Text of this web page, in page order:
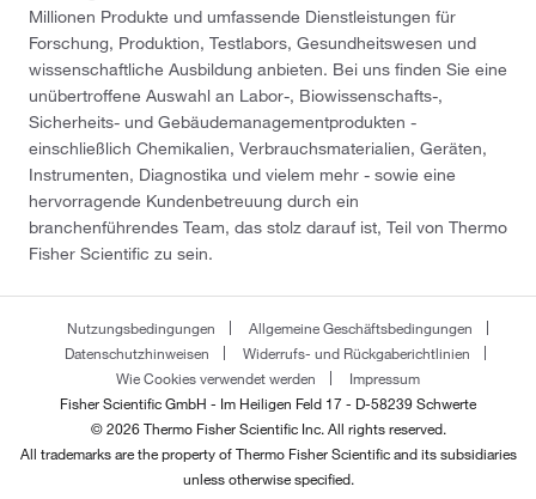
Millionen Produkte und umfassende Dienstleistungen für
Forschung, Produktion, Testlabors, Gesundheitswesen und
wissenschaftliche Ausbildung anbieten. Bei uns finden Sie eine
unübertroffene Auswahl an Labor-, Biowissenschafts-,
Sicherheits- und Gebäudemanagementprodukten -
einschließlich Chemikalien, Verbrauchsmaterialien, Geräten,
Instrumenten, Diagnostika und vielem mehr - sowie eine
hervorragende Kundenbetreuung durch ein
branchenführendes Team, das stolz darauf ist, Teil von Thermo
Fisher Scientific zu sein.
Nutzungsbedingungen
Allgemeine Geschäftsbedingungen
Datenschutzhinweisen
Widerrufs- und Rückgaberichtlinien
Wie Cookies verwendet werden
Impressum
Fisher Scientific GmbH - Im Heiligen Feld 17 - D-58239 Schwerte
© 2026 Thermo Fisher Scientific Inc. All rights reserved.
All trademarks are the property of Thermo Fisher Scientific and its subsidiaries
unless otherwise specified.